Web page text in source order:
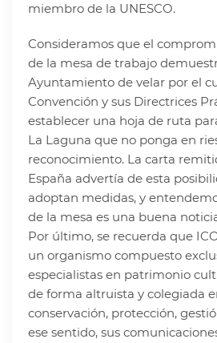
miembro de la UNESCO.
Consideramos que el
de la mesa de trabajo
Ayuntamiento de velar por el
Convención y sus Directrices
establecer una hoja de ruta
La Laguna que no ponga en
reconocimiento. La carta
España advertía de esta
adoptan medidas, y
de la mesa es una buena
Por último, se recuerda que
un organismo compuesto
especialistas en patrimonio
de forma altruista y colegiada
conservación, protección,
ese sentido, sus